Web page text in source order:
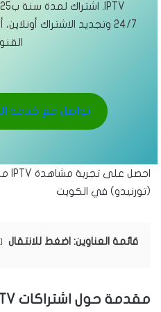
24/7 وتجديد الاشتراك
تواصل مع خدمة العملاء
(تورنيدو) في الكويت
قائمة العناوين: اضغط للانتقال
مقدمة حول اشتراكات IPTV في الكويت